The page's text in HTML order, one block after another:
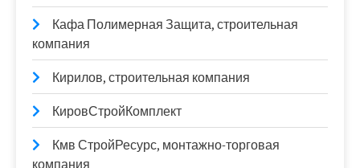
Кафа Полимерная Защита, строительная
компания
Кирилов, строительная компания
КировСтройКомплект
Кмв СтройРесурс, монтажно-торговая
компания